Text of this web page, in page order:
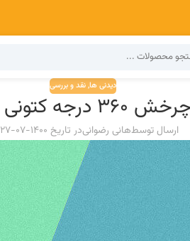
دیدنی ها,نقد و بررسی
ایکس در 4 رنگ
ارسال توسطهانی رضوانیدر تاریخ 1400-07-27